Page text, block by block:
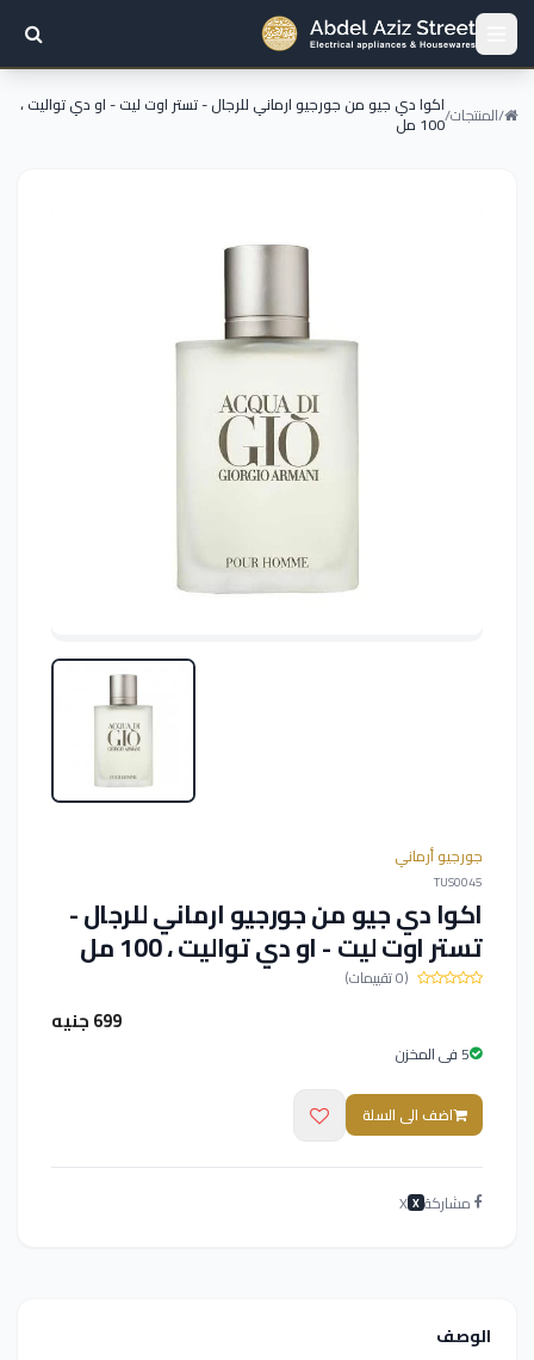
/المنتجات/اكوا دي جيو من جورجيو ارماني للرجال - تستر اوت ليت - او دي تواليت ،
100 مل
جورجيو أرماني
TUS0045
اكوا دي جيو من جورجيو ارماني للرجال -
تستر اوت ليت - او دي تواليت ، 100 مل
(0 تقييمات)
699 جنيه
5 فى المخزن
اضف الى السلة
مشاركة X
X
الوصف